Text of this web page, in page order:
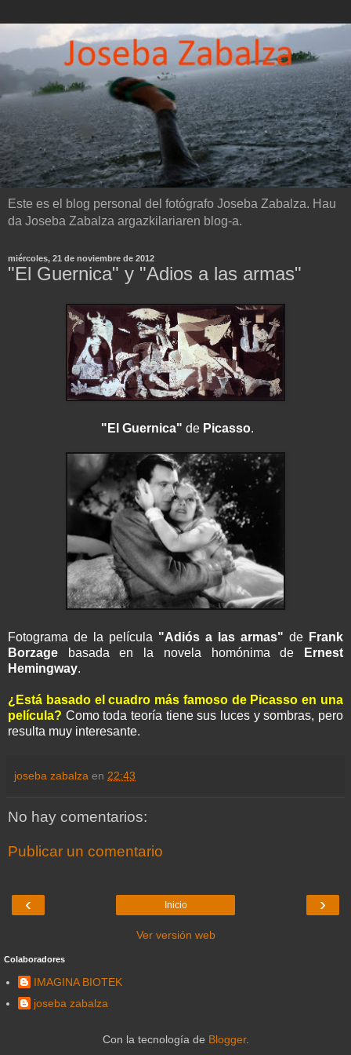
Este es el blog personal del fotógrafo Joseba Zabalza. Hau
da Joseba Zabalza argazkilariaren blog-a.
miércoles, 21 de noviembre de 2012
"El Guernica" y "Adios a las armas"
"El Guernica" de Picasso.
Fotograma de la película "Adiós a las armas" de Frank
Borzage basada en la novela homónima de
Ernest
Hemingway.
¿Está basado el cuadro más famoso de Picasso en una
película? Como toda teoría tiene sus luces y sombras, pero
resulta muy interesante.
joseba zabalza en 22:43
No hay comentarios:
Publicar un comentario
‹ ›
Inicio
Ver versión web
Colaboradores
IMAGINA BIOTEK
joseba zabalza
Con la tecnología de Blogger.